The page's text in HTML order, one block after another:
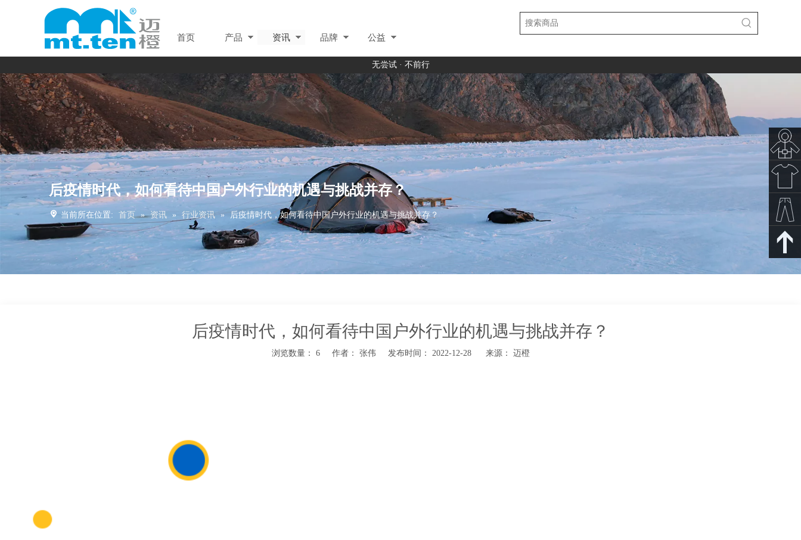
首页 产品 资讯 品牌 公益
无尝试 · 不前行
后疫情时代，如何看待中国户外行业的机遇与挑战并存？
当前所在位置: 首页 » 资讯 » 行业资讯 » 后疫情时代，如何看待中国户外行业的机遇与挑战并存？
后疫情时代，如何看待中国户外行业的机遇与挑战并存？
浏览数量： 6作者： 张伟 发布时间： 2022-12-28 来源： 迈橙
秋冬新
春夏新
款
裤子下
装